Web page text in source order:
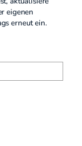
eigenen
erneut ein.